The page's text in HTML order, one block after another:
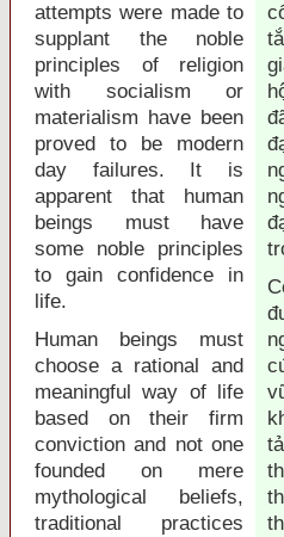
attempts were made to
supplant the noble
principles of religion
with socialism or
materialism have been
proved to be modern
day failures. It is
apparent that human
beings must have
some noble principles
to gain confidence in
life.
Human beings must
choose a rational and
meaningful way of life
based on their firm
conviction and not one
founded on mere
mythological beliefs,
traditional practices